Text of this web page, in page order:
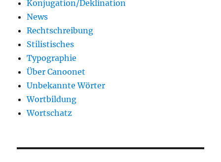
Konjugation/Deklination
News
Rechtschreibung
Stilistisches
Typographie
Über Canoonet
Unbekannte Wörter
Wortbildung
Wortschatz